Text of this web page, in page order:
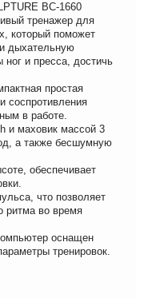
ВС-1660
тренажер для
который поможет
дыхательную
и пресса, достичь
простая
соспротивления
в работе.
и маховик массой 3
а также бесшумную
обеспечивает
что позволяет
ритма во время
оснащен
тренировок.